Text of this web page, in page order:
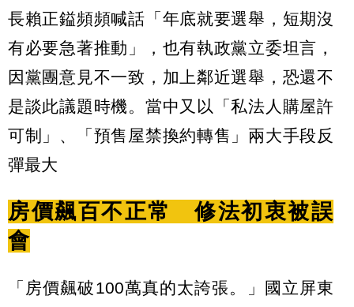
長賴正鎰頻頻喊話「年底就要選舉，短期沒
有必要急著推動」，也有執政黨立委坦言，
因黨團意見不一致，加上鄰近選舉，恐還不
是談此議題時機。當中又以「私法人購屋許
可制」、「預售屋禁換約轉售」兩大手段反
彈最大
房價飆百不正常 修法初衷被誤
會
「房價飆破100萬真的太誇張。」國立屏東